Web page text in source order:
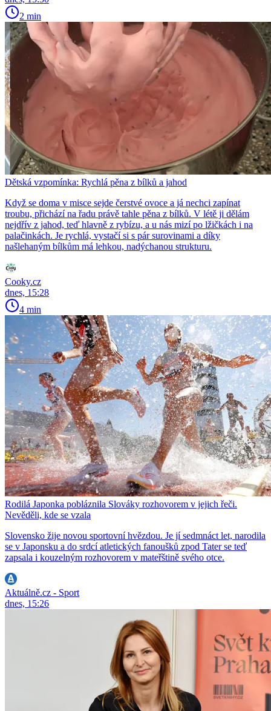
2 min
Dětská vzpomínka: Rychlá pěna z bílků a jahod
Když se doma v misce sejde čerstvé ovoce a já nechci zapínat
troubu, přichází na řadu právě tahle pěna z bílků. V létě ji dělám
nejdřív z jahod, teď hlavně z rybízu, a u nás mizí po lžičkách i na
palačinkách. Je rychlá, vystačí si s pár surovinami a díky
našlehaným bílkům má lehkou, nadýchanou strukturu.
Cooky.cz
dnes, 15:28
4 min
Rodilá Japonka pobláznila Slováky rozhovorem v jejich řeči.
Nevěděli, kde se vzala
Slovensko žije novou sportovní hvězdou. Je jí sedmnáct let, narodila
se v Japonsku a do srdcí atletických fanoušků zpod Tater se teď
zapsala i kouzelným rozhovorem v mateřštině svého otce.
Aktuálně.cz - Sport
dnes, 15:26